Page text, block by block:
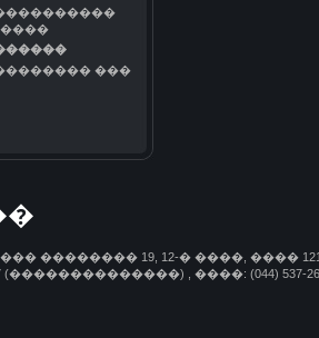
���
�������� 19, 12-� ����, ����
(��������������) , ����: (044) 537-